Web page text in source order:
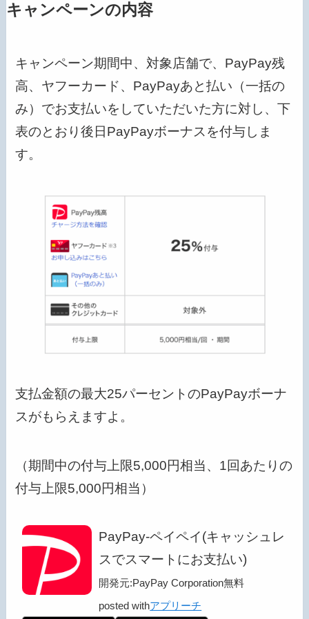
キャンペーンの内容
キャンペーン期間中、対象店舗で、PayPay残
高、ヤフーカード、PayPayあと払い（一括の
み）でお支払いをしていただいた方に対し、下
表のとおり後日PayPayボーナスを付与しま
す。
支払金額の最大25パーセントのPayPayボーナ
スがもらえますよ。
（期間中の付与上限5,000円相当、1回あたりの
付与上限5,000円相当）
PayPay-ペイペイ(キャッシュレ
スでスマートにお支払い)
開発元:PayPay Corporation無料
posted withアプリーチ